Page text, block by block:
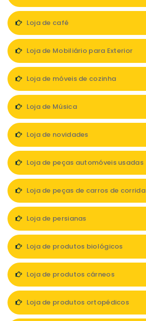
Loja de café
Loja de Mobiliário para Exterior
Loja de móveis de cozinha
Loja de Música
Loja de novidades
Loja de peças automóveis usadas
Loja de peças de carros de corrida
Loja de persianas
Loja de produtos biológicos
Loja de produtos cárneos
Loja de produtos ortopédicos